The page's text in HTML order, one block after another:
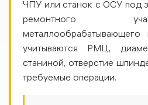
ЧПУ или станок с ОСУ под
ремонтного
учитываются РМЦ,
станиной, отверстие
требуемые операции.